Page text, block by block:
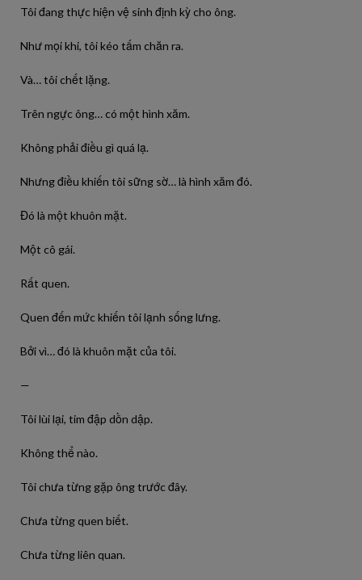
Tôi đang thực hiện vệ sinh định kỳ cho ông.
Như mọi khi, tôi kéo tấm chăn ra.
Và… tôi chết lặng.
Trên ngực ông… có một hình xăm.
Không phải điều gì quá lạ.
Nhưng điều khiến tôi sững sờ… là hình xăm đó.
Đó là một khuôn mặt.
Một cô gái.
Rất quen.
Quen đến mức khiến tôi lạnh sống lưng.
Bởi vì… đó là khuôn mặt của tôi.
—
Tôi lùi lại, tim đập dồn dập.
Không thể nào.
Tôi chưa từng gặp ông trước đây.
Chưa từng quen biết.
Chưa từng liên quan.